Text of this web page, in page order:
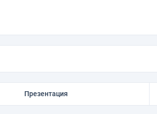
Презентация